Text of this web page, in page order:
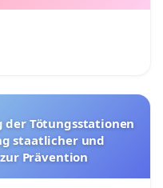
staatlicher und
Prävention